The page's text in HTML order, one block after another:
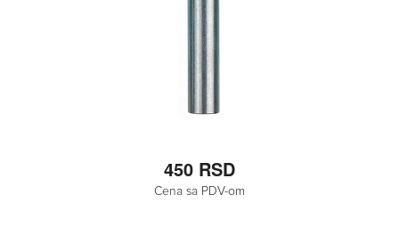
450 RSD
Cena sa PDV-om